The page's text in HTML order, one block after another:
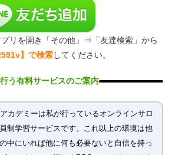
リを開き「その他」⇒「友達検索」から
】で検索 してください。
う有料サービスのご案内
カデミーは私が行っているオンラインサロ
制学習サービスです。これ以上の環境は他
中にいれば他に何も必要ないと自信を持っ